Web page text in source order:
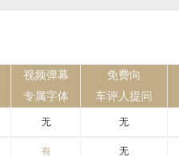
视频弹幕
专属字体
免费向
车评人提问
无 无
有 无